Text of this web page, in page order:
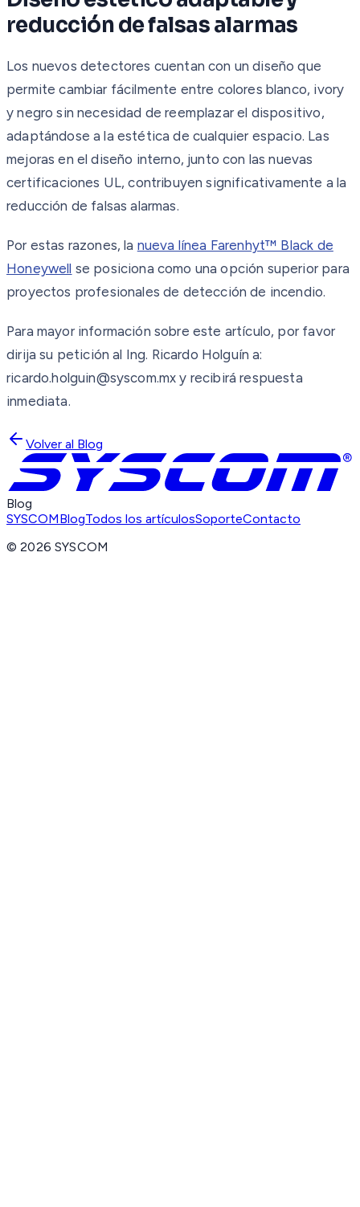
reducción de falsas alarmas
Los nuevos detectores cuentan con un diseño que
permite cambiar fácilmente entre colores blanco, ivory
y negro sin necesidad de reemplazar el dispositivo,
adaptándose a la estética de cualquier espacio. Las
mejoras en el diseño interno, junto con las nuevas
certificaciones UL, contribuyen significativamente a la
reducción de falsas alarmas.
Por estas razones, la nueva línea Farenhyt™ Black de
Honeywell se posiciona como una opción superior para
proyectos profesionales de detección de incendio.
Para mayor información sobre este artículo, por favor
dirija su petición al Ing. Ricardo Holguín a:
ricardo.holguin@syscom.mx y recibirá respuesta
inmediata.
Volver al Blog
Blog
SYSCOMBlogTodos los artículosSoporteContacto
©2026 SYSCOM